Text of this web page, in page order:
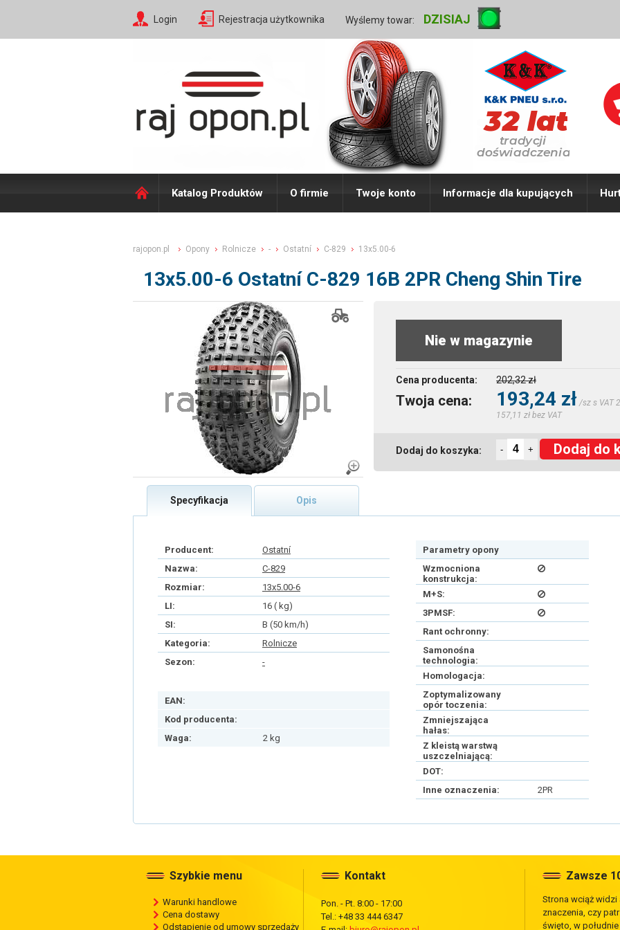
Login Rejestracja użytkownika Wyślemy towar: DZISIAJ
Katalog Produktów O firmie Twoje konto Informacje dla kupujących
rajopon.pl Opony Rolnicze - Ostatní C-829 13x5.00-6
13x5.00-6 Ostatní C-829 16B 2PR Cheng Shin Tire
Nie w magazynie
Cena producenta: 202,32 zł
Twoja cena: 193,24 zł /sz s VAT
157,11 zł bez VAT
Dodaj do koszyka: - + Dodaj do
Specyfikacja Opis
Producent:
Ostatní
Nazwa:
C-829
Rozmiar:
13x5.00-6
LI:
16 ( kg)
SI:
B (50 km/h)
Kategoria:
Rolnicze
Sezon:
-
EAN:
Kod producenta:
Waga:
2 kg
Parametry opony
Wzmocniona
konstrukcja:
M+S:
3PMSF:
Rant ochronny:
Samonośna
technologia:
Homologacja:
Zoptymalizowany
opór toczenia:
Zmniejszająca
hałas:
Z kleistą warstwą
uszczelniającą:
DOT:
Inne oznaczenia:
2PR
Szybkie menu
Warunki handlowe
Cena dostawy
Odstąpienie od umowy sprzedaży
Kontakt
Pon. - Pt. 8:00 - 17:00
Tel.: +48 33 444 6347
Zawsze
Strona wciąż widzi
znaczenia, czy
święto, w